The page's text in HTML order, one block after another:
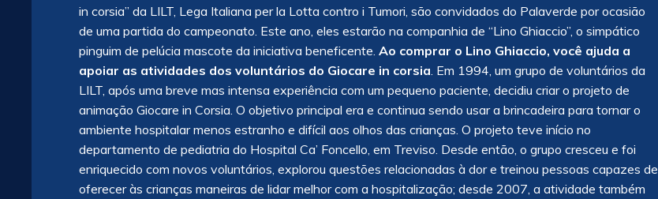
in corsia” da LILT, Lega Italiana per la Lotta contro i Tumori, são convidados do Palaverde por ocasião
de uma partida do campeonato. Este ano, eles estarão na companhia de “Lino Ghiaccio”, o simpático
pinguim de pelúcia mascote da iniciativa beneficente. Ao comprar o Lino Ghiaccio, você ajuda a
apoiar as atividades dos voluntários do Giocare in corsia . Em 1994, um grupo de voluntários da
LILT, após uma breve mas intensa experiência com um pequeno paciente, decidiu criar o projeto de
animação Giocare in Corsia. O objetivo principal era e continua sendo usar a brincadeira para tornar o
ambiente hospitalar menos estranho e difícil aos olhos das crianças. O projeto teve início no
departamento de pediatria do Hospital Ca’ Foncello, em Treviso. Desde então, o grupo cresceu e foi
enriquecido com novos voluntários, explorou questões relacionadas à dor e treinou pessoas capazes de
oferecer às crianças maneiras de lidar melhor com a hospitalização; desde 2007, a atividade também